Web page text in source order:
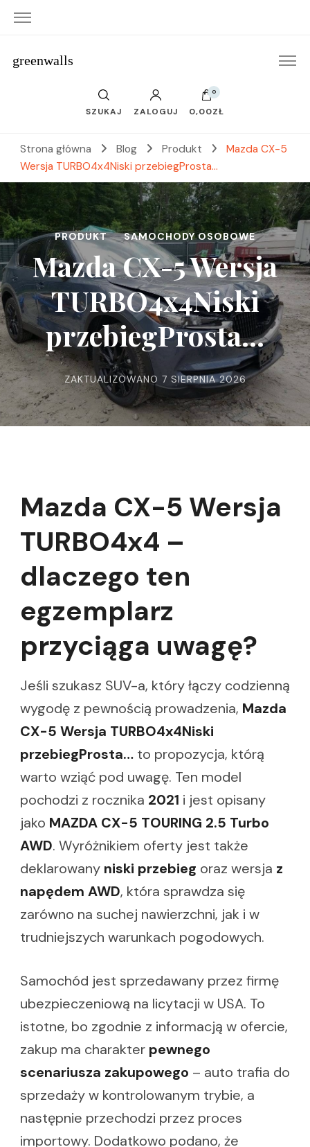
greenwalls
SZUKAJ ZALOGUJ
0
0,00ZŁ
Strona główna Blog Produkt
Mazda CX-5
Wersja TURBO4x4Niski przebiegProsta…
PRODUKT SAMOCHODY OSOBOWE
Mazda CX-5 Wersja
TURBO4x4Niski
przebiegProsta…
ZAKTUALIZOWANO 7 SIERPNIA 2026
Mazda CX-5 Wersja
TURBO4x4 –
dlaczego ten
egzemplarz
przyciąga uwagę?
Jeśli szukasz SUV-a, który łączy codzienną
wygodę z pewnością prowadzenia, Mazda
CX-5 Wersja TURBO4x4Niski
przebiegProsta… to propozycja, którą
warto wziąć pod uwagę. Ten model
pochodzi z rocznika 2021 i jest opisany
jako MAZDA CX-5 TOURING 2.5 Turbo
AWD. Wyróżnikiem oferty jest także
deklarowany niski przebieg oraz wersja z
napędem AWD, która sprawdza się
zarówno na suchej nawierzchni, jak i w
trudniejszych warunkach pogodowych.
Samochód jest sprzedawany przez firmę
ubezpieczeniową na licytacji w USA. To
istotne, bo zgodnie z informacją w ofercie,
zakup ma charakter pewnego
scenariusza zakupowego – auto trafia do
sprzedaży w kontrolowanym trybie, a
następnie przechodzi przez proces
importowy. Dodatkowo podano, że